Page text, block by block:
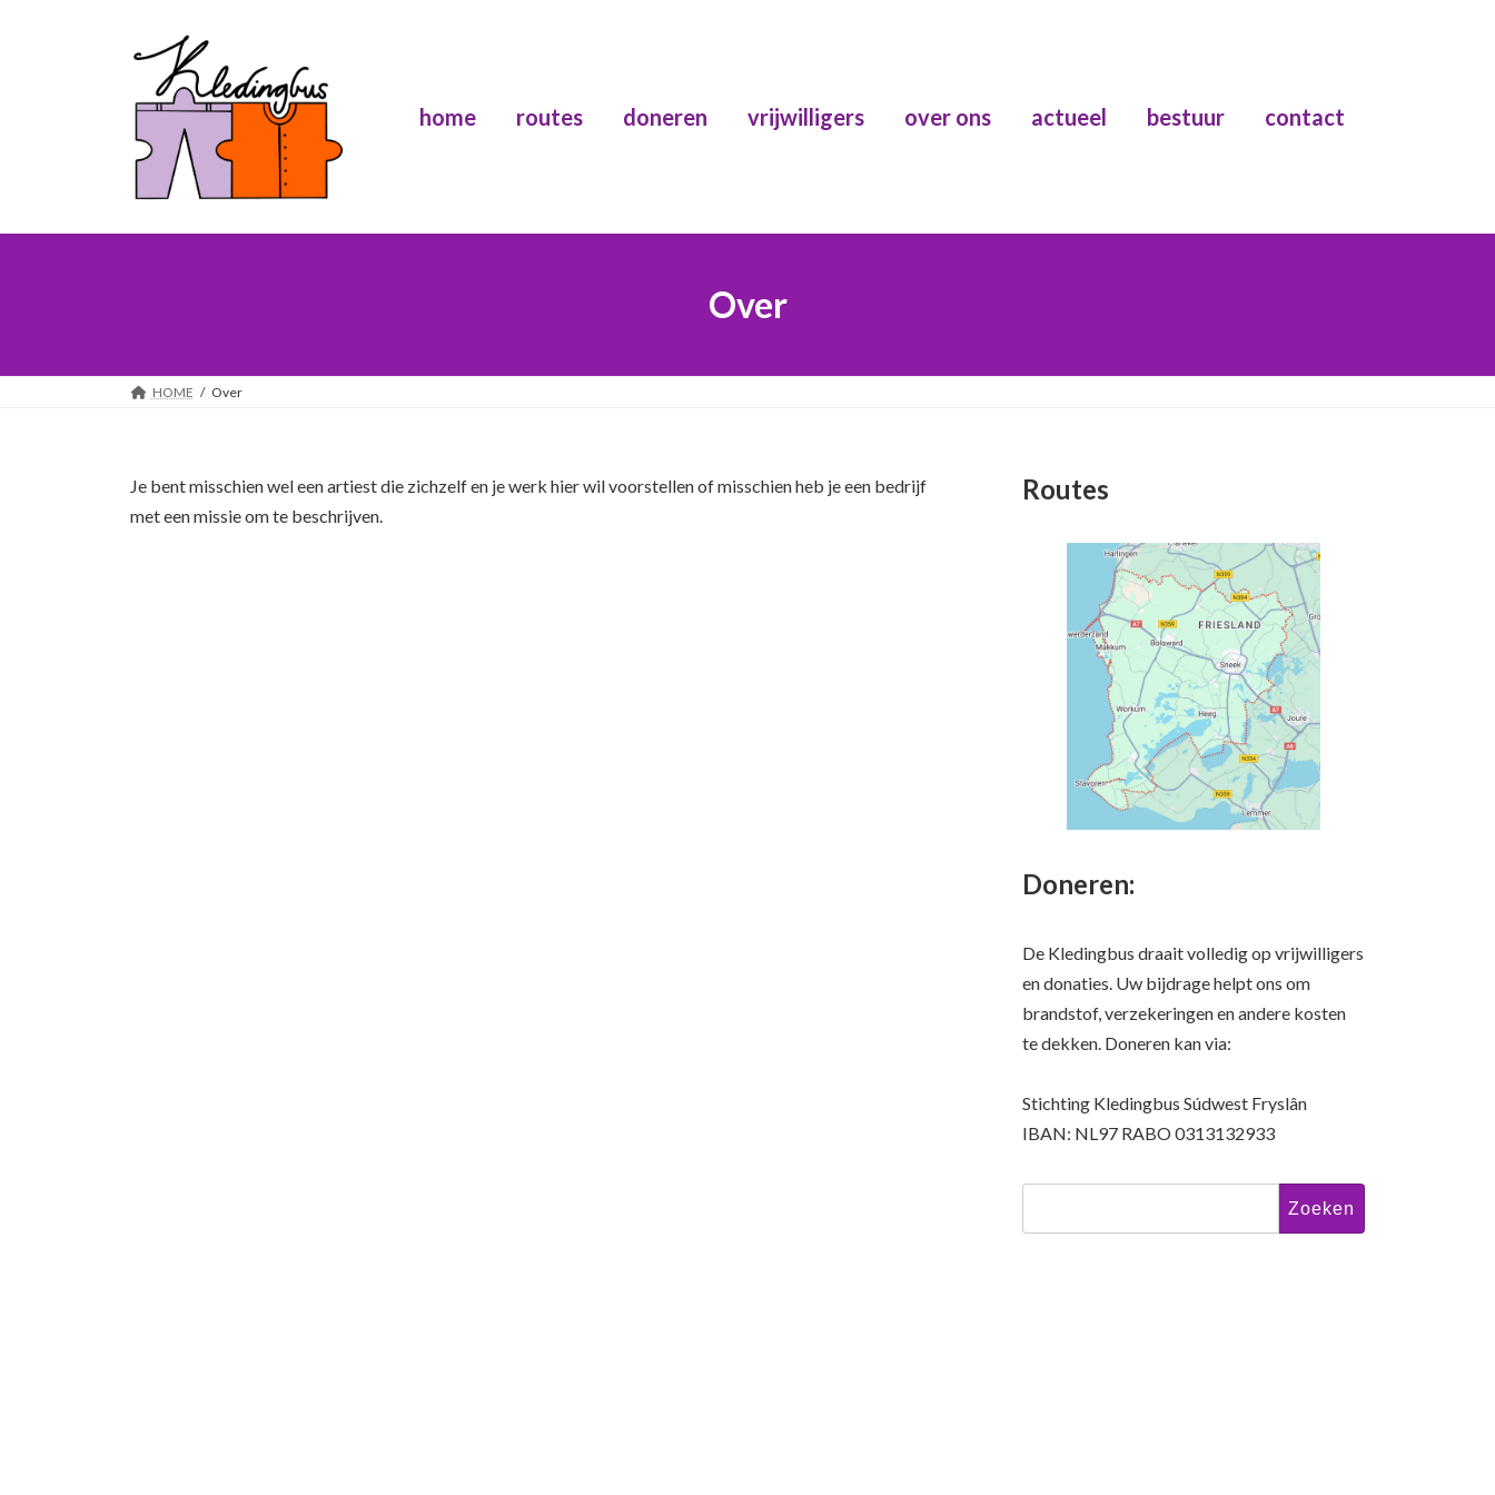
home routes doneren vrijwilligers over ons actueel bestuur contact
Over
HOME Over
Je bent misschien wel een artiest die zichzelf en je werk hier wil voorstellen of misschien heb je een bedrijf
met een missie om te beschrijven.
Routes
Doneren:
De Kledingbus draait volledig op vrijwilligers
en donaties. Uw bijdrage helpt ons om
brandstof, verzekeringen en andere kosten
te dekken. Doneren kan via:
Stichting Kledingbus Súdwest Fryslân
IBAN: NL97 RABO 0313132933
Zoeken